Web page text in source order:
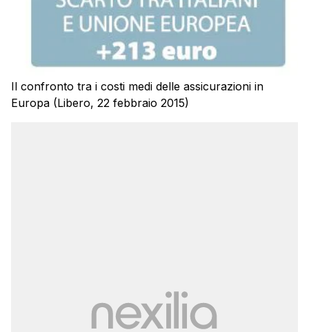
Il confronto tra i costi medi delle assicurazioni in
Europa (Libero, 22 febbraio 2015)